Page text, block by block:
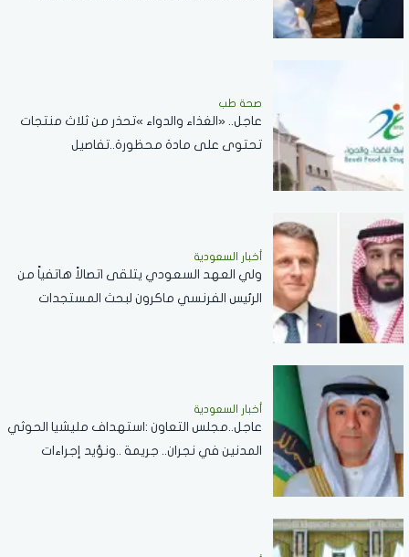
صحة طب
عاجل.. «الغذاء والدواء »تحذر من ثلاث منتجات
تحتوى على مادة محظورة..تفاصيل
أخبار السعودية
ولي العهد السعودي يتلقى اتصالاً هاتفياً من
الرئيس الفرنسي ماكرون لبحث المستجدات
أخبار السعودية
عاجل..مجلس التعاون :استهداف مليشيا الحوثي
المدنين في نجران.. جريمة ..ونؤيد إجراءات